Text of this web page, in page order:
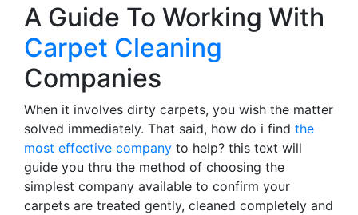
A Guide To Working With
Carpet Cleaning
Companies
When it involves dirty carpets, you wish the matter
solved immediately. That said, how do i find the
most effective company to help? this text will
guide you thru the method of choosing the
simplest company available to confirm your
carpets are treated gently, cleaned completely and